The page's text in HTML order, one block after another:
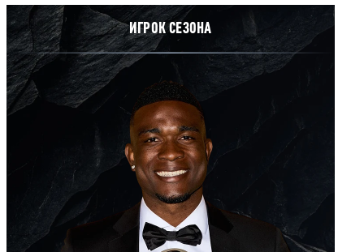
ИГРОК СЕЗОНА